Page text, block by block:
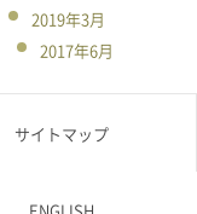
2019年3月
2017年6月
サイトマップ